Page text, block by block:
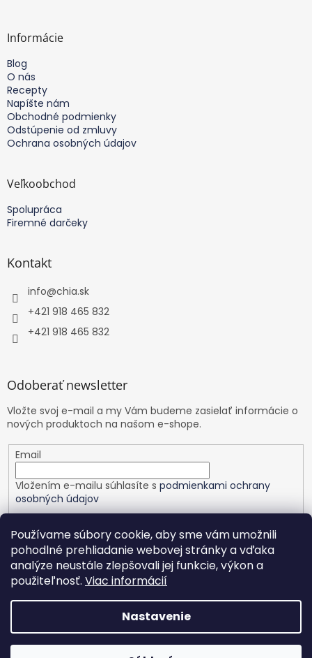
Používame súbory cookie, aby sme vám umožnili
pohodlné prehliadanie webovej stránky a vďaka
analýze neustále zlepšovali jej funkcie, výkon a
použiteľnosť. Viac informácií
Nastavenie
Informácie
Blog
O nás
Recepty
Napíšte nám
Obchodné podmienky
Odstúpenie od zmluvy
Ochrana osobných údajov
Veľkoobchod
Spolupráca
Firemné darčeky
Kontakt
info@chia.sk
+421 918 465 832
+421 918 465 832
Odoberať newsletter
Vložte svoj e-mail a my Vám budeme zasielať informácie o
nových produktoch na našom e-shope.
Email
Vložením e-mailu súhlasíte s podmienkami ochrany
osobných údajov
PRIHLÁSIŤ SA
Copyright 2026Healthy planet. Všetky práva vyhradené.
Upraviť nastavenie cookiesNastavenie | Úprava | Custom